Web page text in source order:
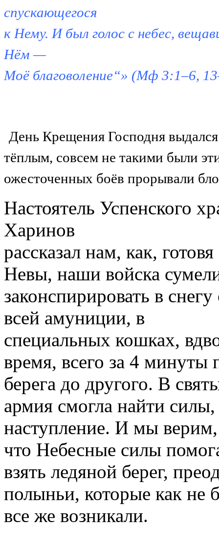
спускающегося
к Нему. И был голос с небес,
Нём —
Моё благоволение“» (Мф 3:1–6,
День Крещения Господня выдался
тёплым, совсем не такими были
ожесточенных боёв прорывали
Настоятель Успенского
Харинов
рассказал нам, как,
Невы, наши войска
законспирировать в
всей амуниции, в
специальных кошках,
время, всего за 4 минуты
берега до другого. В
армия смогла найти
наступление. И мы верим,
что Небесные силы
взять ледяной берег,
полыньи, которые как не
все же возникали.